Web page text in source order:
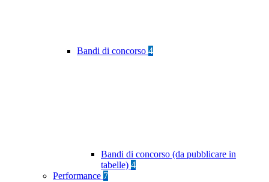
Bandi di concorso 4
Bandi di concorso (da pubblicare in
tabelle) 4
Performance 7